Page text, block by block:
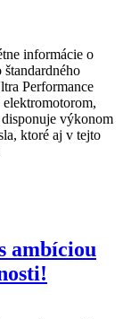
informácie o
Performance
výkonom
ktoré aj v tejto
ambíciou